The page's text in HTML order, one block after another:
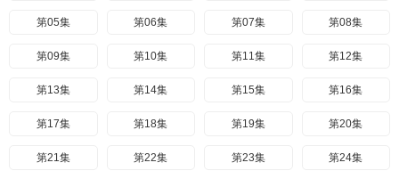
第05集 第06集 第07集 第08集
第09集 第10集 第11集 第12集
第13集 第14集 第15集 第16集
第17集 第18集 第19集 第20集
第21集 第22集 第23集 第24集